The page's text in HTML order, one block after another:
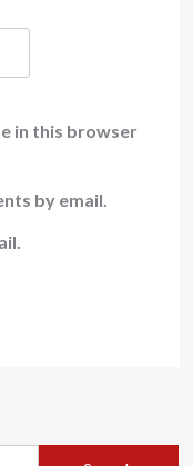
in this browser
by email.